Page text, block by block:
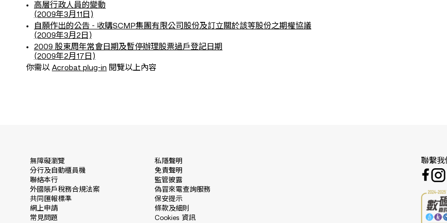
高層行政人員的變動
(2009年3月11日)
自願作出的公告 - 收購SCMP集團有限公司股份及訂立關於該等股份之期權協議
(2009年3月2日)
2009 股東周年常會日期及暫停辦理股票過戶登記日期
(2009年2月17日)
你需以 Acrobat plug-in 閱覽以上內容
無障礙瀏覽
分行及自動櫃員機
聯絡本行
外國賬戶稅務合規法案
共同匯報標準
網上申請
常見問題
私隱聲明
免責聲明
監管披露
偽冒來電查詢服務
保安提示
條款及細則
Cookies 資訊
聯繫我